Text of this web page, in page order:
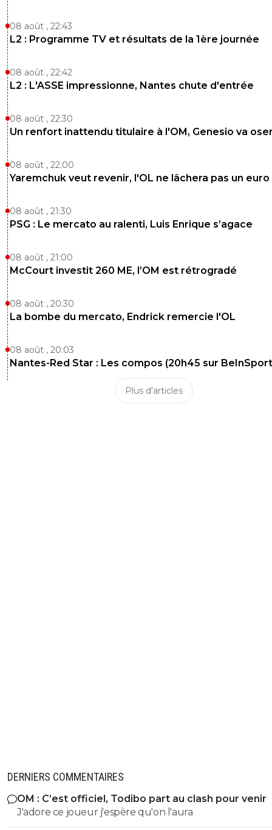
08 août , 22:43
L2 : Programme TV et résultats de la 1ère journée
08 août , 22:42
L2 : L'ASSE impressionne, Nantes chute d'entrée
08 août , 22:30
Un renfort inattendu titulaire à l'OM, Genesio va
08 août , 22:00
Yaremchuk veut revenir, l'OL ne lâchera pas un euro
08 août , 21:30
PSG : Le mercato au ralenti, Luis Enrique s’agace
08 août , 21:00
McCourt investit 260 ME, l’OM est rétrogradé
08 août , 20:30
La bombe du mercato, Endrick remercie l'OL
08 août , 20:03
Nantes-Red Star : Les compos (20h45 sur
Plus d'articles
DERNIERS COMMENTAIRES
OM : C’est officiel, Todibo part au clash pour venir
J'adore ce joueur j'espère qu'on l'aura